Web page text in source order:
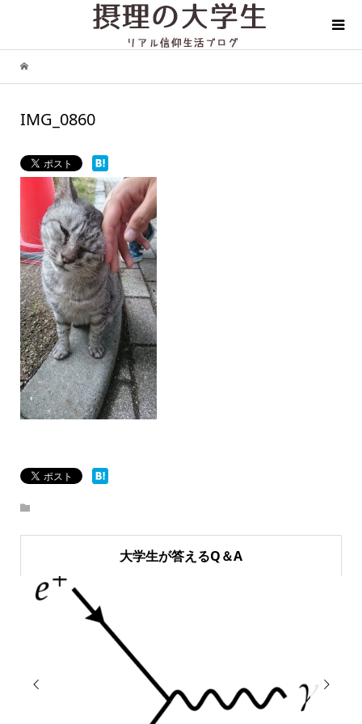
IMG_0860
大学生が答えるQ＆A
 